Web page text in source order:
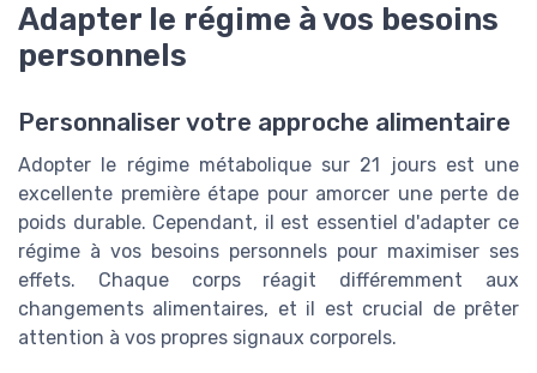
Adapter le régime à vos besoins
personnels
Personnaliser votre approche alimentaire
Adopter le régime métabolique sur 21 jours est une
excellente première étape pour amorcer une perte de
poids durable. Cependant, il est essentiel d'adapter ce
régime à vos besoins personnels pour maximiser ses
effets. Chaque corps réagit différemment aux
changements alimentaires, et il est crucial de prêter
attention à vos propres signaux corporels.